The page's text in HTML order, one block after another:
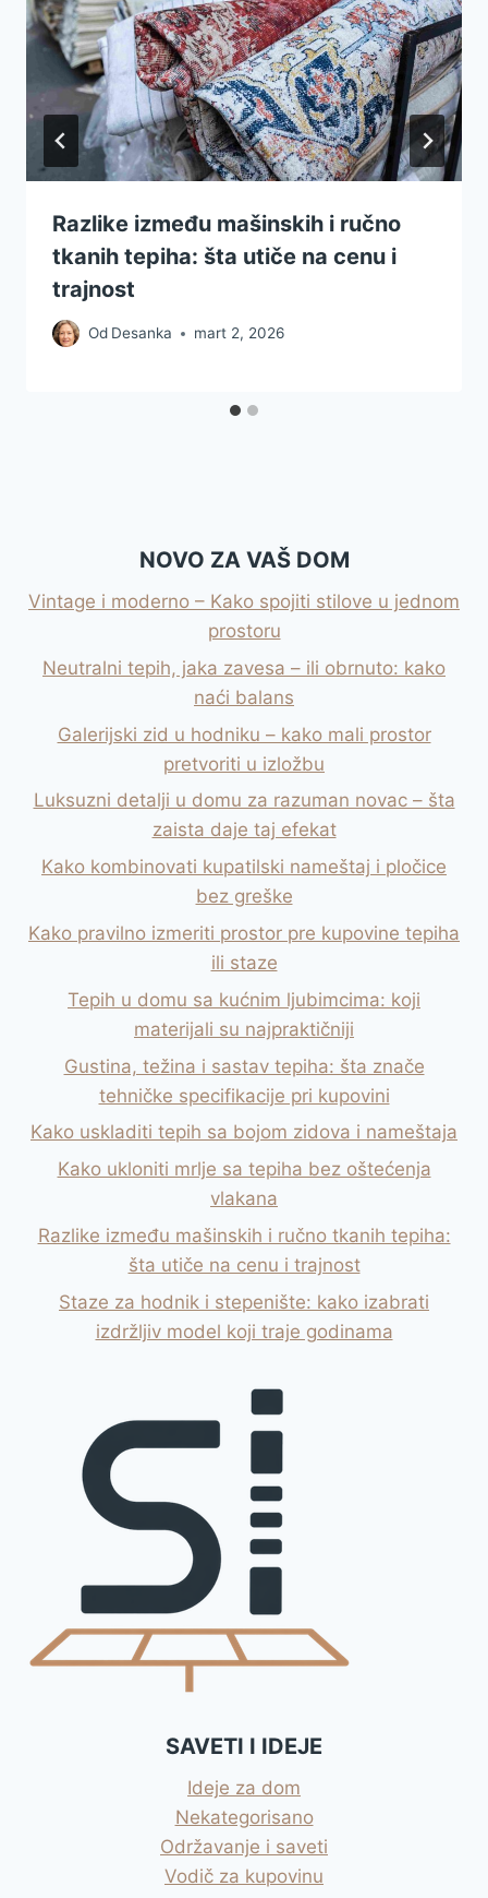
Razlike između mašinskih i ručno
tkanih tepiha: šta utiče na cenu i
trajnost
Od Desanka mart 2, 2026
NOVO ZA VAŠ DOM
Vintage i moderno – Kako spojiti stilove u jednom
prostoru
Neutralni tepih, jaka zavesa – ili obrnuto: kako
naći balans
Galerijski zid u hodniku – kako mali prostor
pretvoriti u izložbu
Luksuzni detalji u domu za razuman novac – šta
zaista daje taj efekat
Kako kombinovati kupatilski nameštaj i pločice
bez greške
Kako pravilno izmeriti prostor pre kupovine tepiha
ili staze
Tepih u domu sa kućnim ljubimcima: koji
materijali su najpraktičniji
Gustina, težina i sastav tepiha: šta znače
tehničke specifikacije pri kupovini
Kako uskladiti tepih sa bojom zidova i nameštaja
Kako ukloniti mrlje sa tepiha bez oštećenja
vlakana
Razlike između mašinskih i ručno tkanih tepiha:
šta utiče na cenu i trajnost
Staze za hodnik i stepenište: kako izabrati
izdržljiv model koji traje godinama
SAVETI I IDEJE
Ideje za dom
Nekategorisano
Održavanje i saveti
Vodič za kupovinu